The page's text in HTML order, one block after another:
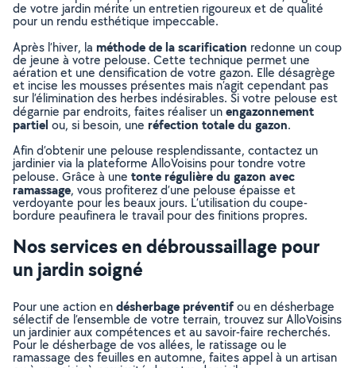
de votre jardin mérite un entretien rigoureux et de qualité
pour un rendu esthétique impeccable.
Après l’hiver, la méthode de la scarification redonne un coup
de jeune à votre pelouse. Cette technique permet une
aération et une densification de votre gazon. Elle désagrège
et incise les mousses présentes mais n’agit cependant pas
sur l’élimination des herbes indésirables. Si votre pelouse est
dégarnie par endroits, faites réaliser unengazonnement
partiel ou, si besoin, une réfection totale du gazon.
Afin d’obtenir une pelouse resplendissante, contactez un
jardinier via la plateforme AlloVoisins pour tondre votre
pelouse. Grâce à une tonte régulière du gazon avec
ramassage, vous profiterez d’une pelouse épaisse et
verdoyante pour les beaux jours. L’utilisation du coupe-
bordure peaufinera le travail pour des finitions propres.
Nos services en débroussaillage pour
un jardin soigné
Pour une action endésherbage préventifou en désherbage
sélectif de l’ensemble de votre terrain, trouvez sur AlloVoisins
un jardinier aux compétences et au savoir-faire recherchés.
Pour le désherbage de vos allées, le ratissage ou le
ramassage des feuilles en automne, faites appel à un artisan